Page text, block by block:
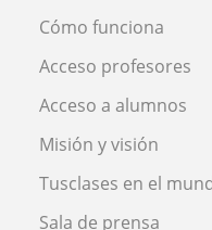
Cómo funciona
Acceso profesores
Acceso a alumnos
Misión y visión
Tusclases en el
Sala de prensa